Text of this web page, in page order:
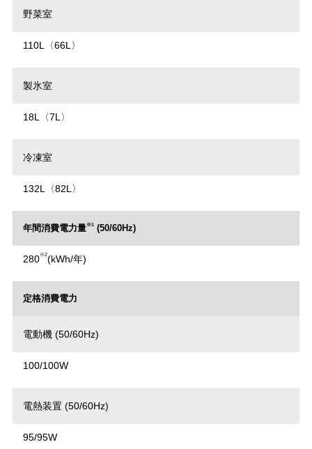
野菜室
110L〈66L〉
製氷室
18L〈7L〉
冷凍室
132L〈82L〉
年間消費電力量※1 (50/60Hz)
280※2(kWh/年)
定格消費電力
電動機 (50/60Hz)
100/100W
電熱装置 (50/60Hz)
95/95W